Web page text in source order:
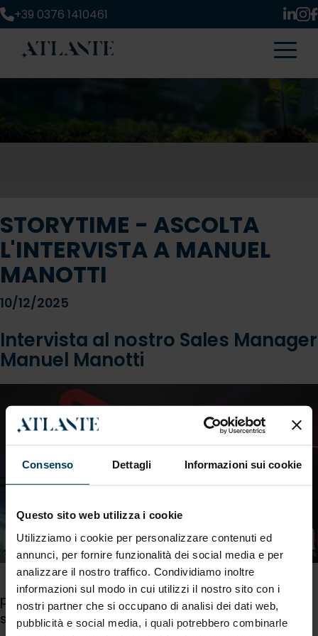
Consenso Dettagli Informazioni sui cookie
Questo sito web utilizza i cookie
Utilizziamo i cookie per personalizzare contenuti ed
annunci, per fornire funzionalità dei social media e per
analizzare il nostro traffico. Condividiamo inoltre
informazioni sul modo in cui utilizzi il nostro sito con i
nostri partner che si occupano di analisi dei dati web,
pubblicità e social media, i quali potrebbero combinarle
+39 0376 1410461
STORYTIME - ASCOLTA
L'INTERVISTA A MANUEL
MANOTTI
10/12/2025
Intervista al nostro Sales Manager
Manuel Manotti
precedente:link&drink - on the road | innovazione
sostenibile e nuovi mercati